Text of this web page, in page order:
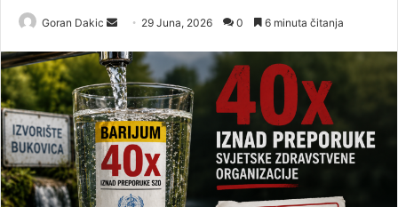
Goran Dakic
n
d
a
n
m
a
29 Juna, 2026 0 6 minuta čitanja